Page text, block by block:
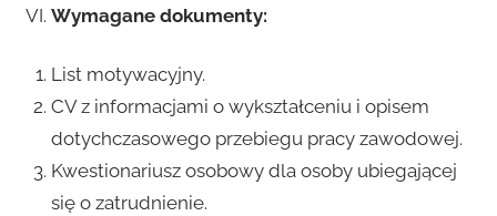
Wymagane dokumenty:
List motywacyjny.
CV z informacjami o wykształceniu i opisem
dotychczasowego przebiegu pracy zawodowej.
Kwestionariusz osobowy dla osoby ubiegającej
się o zatrudnienie.